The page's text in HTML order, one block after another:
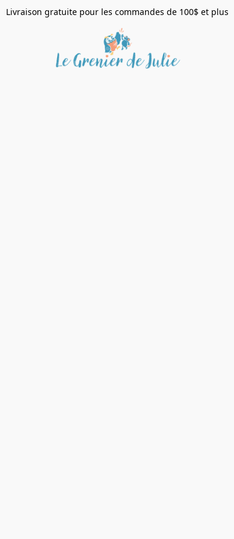
Livraison gratuite pour les commandes de 100$ et plus